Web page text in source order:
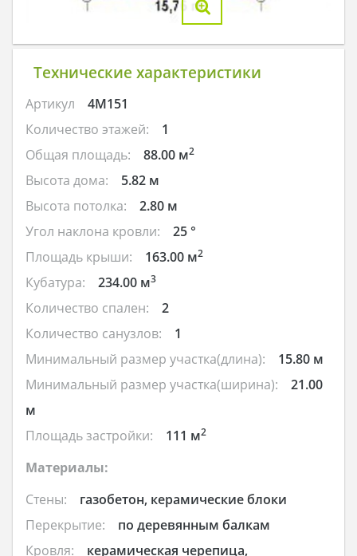
Технические характеристики
Артикул
4M151
Количество этажей:
1
Общая площадь:
88.00 м2
Высота дома:
5.82 м
Высота потолка:
2.80 м
Угол наклона кровли:
25 °
Площадь крыши:
163.00 м2
Кубатура: 234.00 м3
Количество спален:
2
Количество санузлов:
1
Минимальный размер участка(длина):
15.80 м
Минимальный размер участка(ширина):
21.00
м
Площадь застройки:
111 м2
Материалы:
Стены:
газобетон, керамические блоки
Перекрытие:
по деревянным балкам
Кровля:
керамическая черепица,